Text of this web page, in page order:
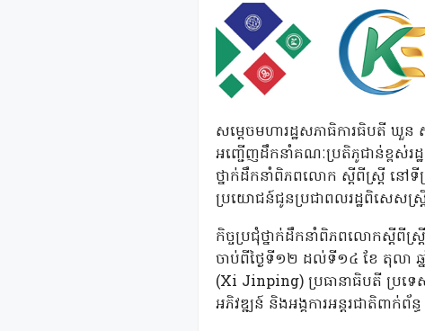
សម្តេចមហារដ្ឋសភាធិការធិបតី ឃួន
អញ្ជើញដឹកនាំគណៈប្រតិភូជាន់ខ្ពស់រ
ថ្នាក់ដឹកនាំពិភពលោក ស្តីពីស្រ្តី នៅ
ប្រយោជន៍ជូនប្រជាពលរដ្ឋពិសេសស្
កិច្ចប្រជុំថ្នាក់ដឹកនាំពិភពលោកស្តីពី
ចាប់ពីថ្ងៃទី១២ ដល់ទី១៤ ខែ តុលា ឆ្
(Xi Jinping) ប្រធានាធិបតី ប្រទេស
អភិវឌ្ឍន៍ និងអង្គការអន្តរជាតិព